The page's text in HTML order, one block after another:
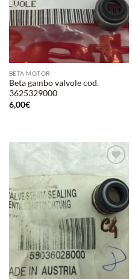
BETA MOTOR
Beta gambo valvole cod.
3625329000
6,00€
alla lista
dei
desideri